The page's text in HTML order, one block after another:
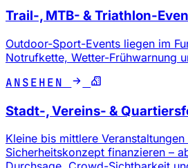
Trail-, MTB- & Triathlon-
Outdoor-Sport-Events liegen im
Notrufkette, Wetter-Frühwarnung
ANSEHEN
Stadt-, Vereins- &
Kleine bis mittlere
Sicherheitskonzept finanzieren –